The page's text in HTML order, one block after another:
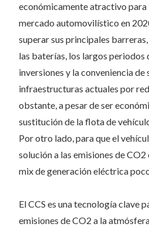
económicamente atractivo para
mercado automovilístico en
superar sus principales
las baterías, los largos periodos
inversiones y la conveniencia de
infraestructuras actuales por
obstante, a pesar de ser
sustitución de la flota de
Por otro lado, para que el
solución a las emisiones de
mix de generación eléctrica
El CCS es una tecnología clave
emisiones de CO2 a la